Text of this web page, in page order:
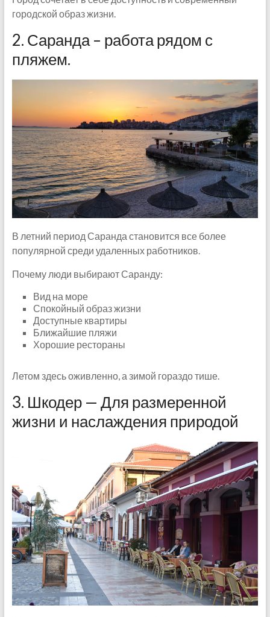
городской образ жизни.
2. Саранда – работа рядом с
пляжем.
В летний период Саранда становится все более
популярной среди удаленных работников.
Почему люди выбирают Саранду:
Вид на море
Спокойный образ жизни
Доступные квартиры
Ближайшие пляжи
Хорошие рестораны
Летом здесь оживленно, а зимой гораздо тише.
3. Шкодер — Для размеренной
жизни и наслаждения природой